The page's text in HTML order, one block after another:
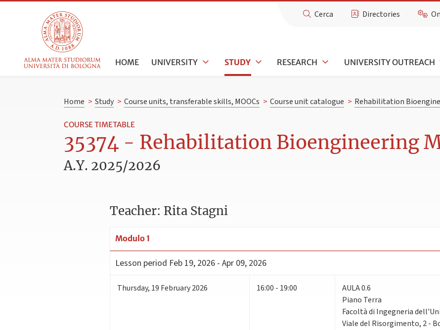
Cerca Directories
HOME UNIVERSITY STUDY RESEARCH UNIVERSITY OUTREACH
Home > Study > Course units, transferable skills, MOOCs > Course unit catalogue > Rehabilitation
COURSE TIMETABLE
35374 - Rehabilitation Bioengineering
A.Y. 2025/2026
Teacher: Rita Stagni
Modulo 1
Lesson period Feb 19, 2026 - Apr 09, 2026
Thursday, 19 February 2026 16:00 - 19:00
AULA 0.6
Piano Terra
Facoltà di Ingegneria
Viale del Risorgimento, 2 -